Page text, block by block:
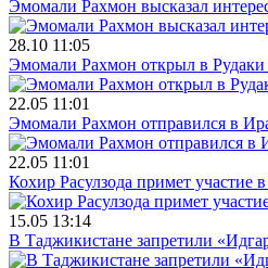
Эмомали Рахмон высказал
28.10 11:05
Эмомали Рахмон открыл в
22.05 11:01
Эмомали Рахмон отправился в
22.05 11:01
Кохир Расулзода примет участие
15.05 13:14
В Таджикистане запретили